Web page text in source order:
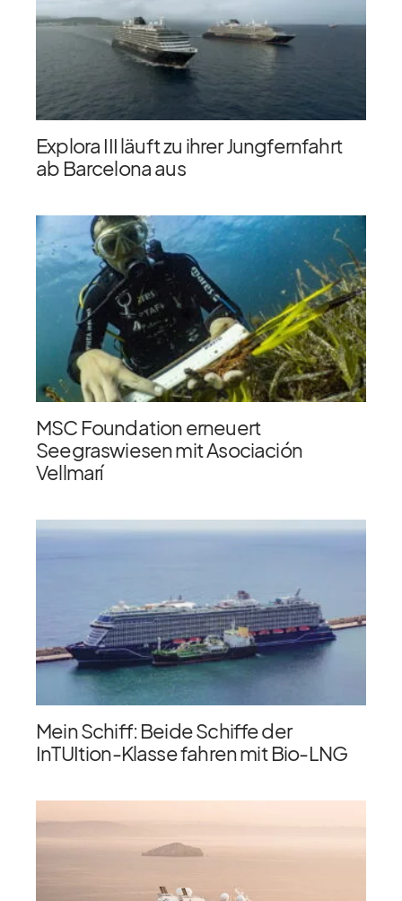
Explora III läuft zu ihrer Jungfernfahrt
ab Barcelona aus
MSC Foundation erneuert
Seegraswiesen mit Asociación
Vellmarí
Mein Schiff: Beide Schiffe der
InTUItion-Klasse fahren mit Bio-LNG